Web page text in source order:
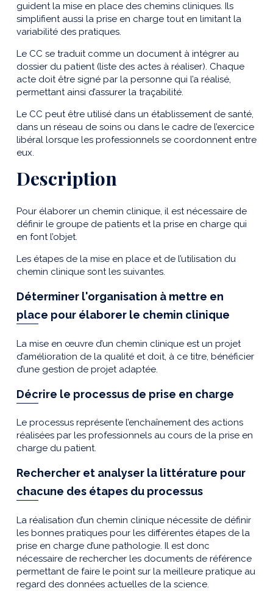
guident la mise en place des chemins cliniques. Ils
simplifient aussi la prise en charge tout en limitant la
variabilité des pratiques.
Le CC se traduit comme un document à intégrer au
dossier du patient (liste des actes à réaliser). Chaque
acte doit être signé par la personne qui l’a réalisé,
permettant ainsi d’assurer la traçabilité.
Le CC peut être utilisé dans un établissement de santé,
dans un réseau de soins ou dans le cadre de l’exercice
libéral lorsque les professionnels se coordonnent entre
eux.
Description
Pour élaborer un chemin clinique, il est nécessaire de
définir le groupe de patients et la prise en charge qui
en font l’objet.
Les étapes de la mise en place et de l’utilisation du
chemin clinique sont les suivantes.
Déterminer l'organisation à mettre en
place pour élaborer le chemin clinique
La mise en œuvre d’un chemin clinique est un projet
d’amélioration de la qualité et doit, à ce titre, bénéficier
d’une gestion de projet adaptée.
Décrire le processus de prise en charge
Le processus représente l’enchaînement des actions
réalisées par les professionnels au cours de la prise en
charge du patient.
Rechercher et analyser la littérature pour
chacune des étapes du processus
La réalisation d’un chemin clinique nécessite de définir
les bonnes pratiques pour les différentes étapes de la
prise en charge d’une pathologie. Il est donc
nécessaire de rechercher les documents de référence
permettant de faire le point sur la meilleure pratique au
regard des données actuelles de la science.